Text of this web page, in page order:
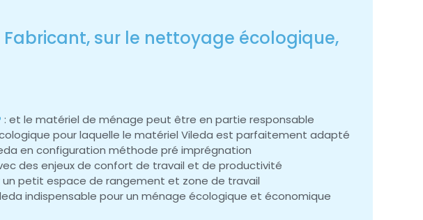
sur le nettoyage écologique,
: et le matériel de ménage peut être en partie responsable
pour laquelle le matériel Vileda est parfaitement adapté
en configuration méthode pré imprégnation
des enjeux de confort de travail et de productivité
petit espace de rangement et zone de travail
indispensable pour un ménage écologique et économique